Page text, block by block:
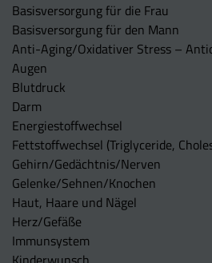
Basisversorgung für die Frau
Basisversorgung für den Mann
Anti-Aging/Oxidativer Stress –
Augen
Blutdruck
Darm
Energiestoffwechsel
Fettstoffwechsel (Triglyceride,
Gehirn/Gedächtnis/Nerven
Gelenke/Sehnen/Knochen
Haut, Haare und Nägel
Herz/Gefäße
Immunsystem